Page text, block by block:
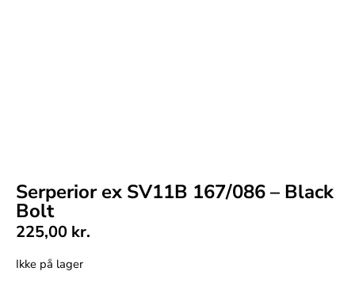
Serperior ex SV11B 167/086 – Black
Bolt
225,00 kr.
Ikke på lager